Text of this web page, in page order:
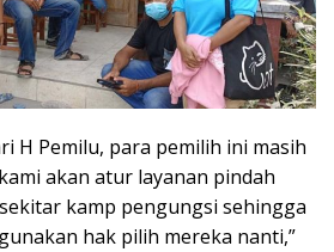
H Pemilu, para pemilih ini masih
akan atur layanan pindah
kamp pengungsi sehingga
hak pilih mereka nanti,”